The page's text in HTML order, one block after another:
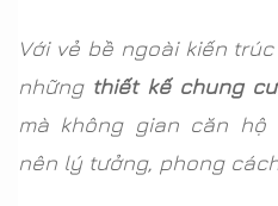
Với vẻ bề ngoài kiến
những thiết kế chung cư
mà không gian căn hộ
nên lý tưởng, phong